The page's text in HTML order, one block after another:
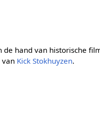
hand van historische
van Kick Stokhuyzen.